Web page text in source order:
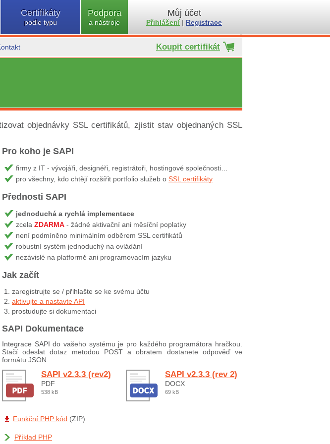
Certifikáty
podle typu
Podpora
a nástroje
Můj účet
Přihlášení| Registrace
Koupit certifikát
objednávky SSL certifikátů, zjistit stav objednaných SSL
Pro koho je SAPI
firmy z IT - vývojáři, designéři, registrátoři, hostingové společnosti…
pro všechny, kdo chtějí rozšířit portfolio služeb o SSL certifikáty
Přednosti SAPI
jednoduchá a rychlá implementace
zcela ZDARMA - žádné aktivační ani měsíční poplatky
není podmíněno minimálním odběrem SSL certifikátů
robustní systém jednoduchý na ovládání
nezávislé na platformě ani programovacím jazyku
Jak začít
zaregistrujte se / přihlašte se ke svému účtu
aktivujte a nastavte API
prostudujte si dokumentaci
SAPI Dokumentace
Integrace SAPI do vašeho systému je pro každého programátora hračkou.
Stačí odeslat dotaz metodou POST a obratem dostanete odpověď ve
formátu JSON.
SAPI v2.3.3 (rev2)
PDF
538 kB
SAPI v2.3.3 (rev 2)
DOCX
69 kB
Funkční PHP kód (ZIP)
Příklad PHP